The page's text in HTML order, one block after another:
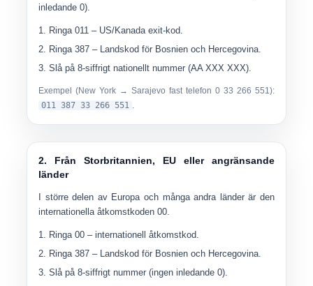
inledande 0).
Ringa011 – US/Kanada exit-kod.
Ringa387 – Landskod för Bosnien och Hercegovina.
Slå på8-siffrigt nationellt nummer (AA XXX XXX).
Exempel (New York → Sarajevo fast telefon 0 33 266 551):
011 387 33 266 551 .
2. Från Storbritannien, EU eller angränsande
länder
I större delen av Europa och många andra länder är den
internationella åtkomstkoden00.
Ringa00 – internationell åtkomstkod.
Ringa387 – Landskod för Bosnien och Hercegovina.
Slå på8-siffrigt nummer (ingen inledande 0).